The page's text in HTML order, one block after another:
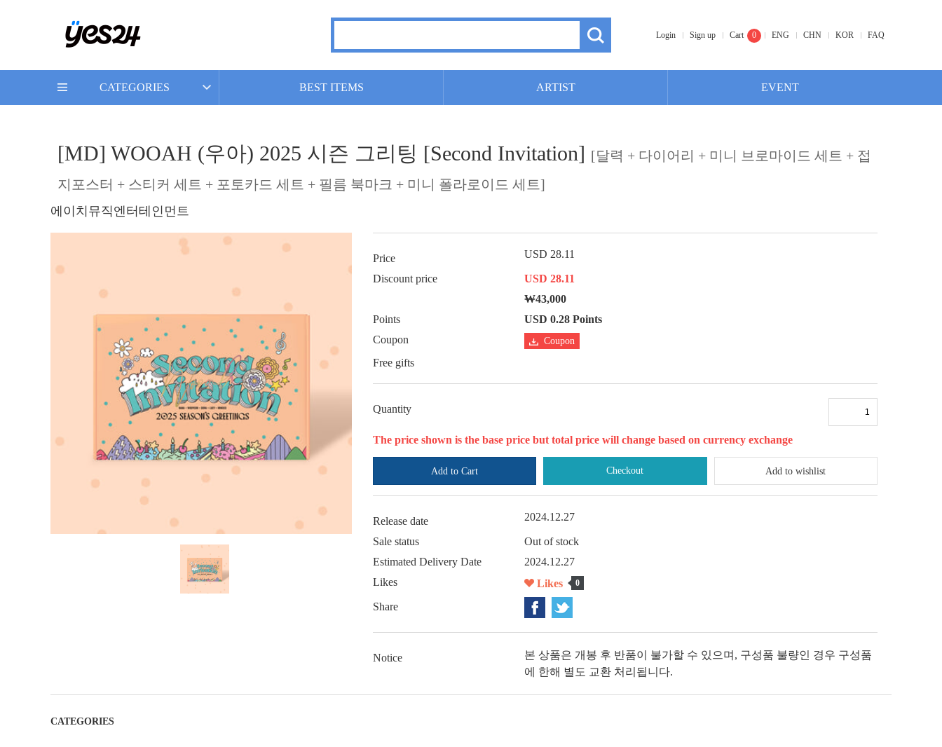
Login Sign up Cart 0 ENG CHN KOR FAQ
CATEGORIES BEST ITEMS ARTIST EVENT
[MD] WOOAH (우아) 2025 시즌 그리팅 [Second Invitation] [달력 + 다이어리 + 미니 브로마이드 세트 + 접
지포스터 + 스티커 세트 + 포토카드 세트 + 필름 북마크 + 미니 폴라로이드 세트]
에이치뮤직엔터테인먼트
Price USD 28.11
Discount price
USD 28.11
₩43,000
Points
USD 0.28 Points
Coupon
Coupon
Free gifts
Quantity
The price shown is the base price but total price will change based on currency exchange
Add to Cart Checkout Add to wishlist
Release date 2024.12.27
Sale status
Out of stock
Estimated Delivery Date
2024.12.27
Likes
Likes 0
Share
Notice
본 상품은 개봉 후 반품이 불가할 수 있으며, 구성품 불량인 경우 구성품
에 한해 별도 교환 처리됩니다.
CATEGORIES